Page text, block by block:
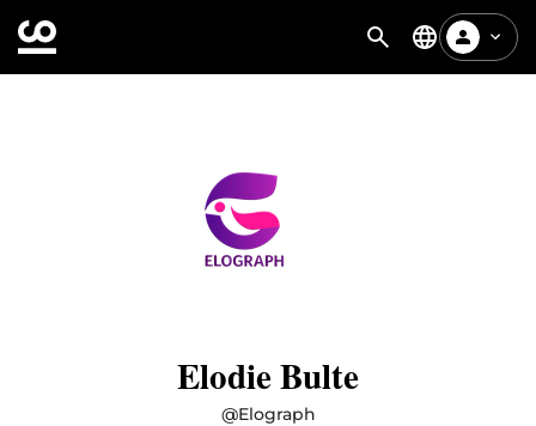
Elodie Bulte
@Elograph